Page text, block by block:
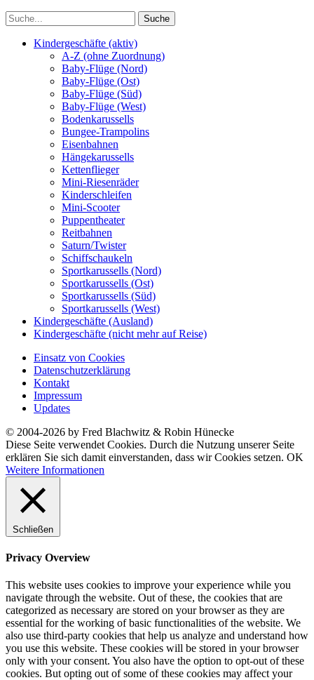
Kindergeschäfte (aktiv)
A-Z (ohne Zuordnung)
Baby-Flüge (Nord)
Baby-Flüge (Ost)
Baby-Flüge (Süd)
Baby-Flüge (West)
Bodenkarussells
Bungee-Trampolins
Eisenbahnen
Hängekarussells
Kettenflieger
Mini-Riesenräder
Kinderschleifen
Mini-Scooter
Puppentheater
Reitbahnen
Saturn/Twister
Schiffschaukeln
Sportkarussells (Nord)
Sportkarussells (Ost)
Sportkarussells (Süd)
Sportkarussells (West)
Kindergeschäfte (Ausland)
Kindergeschäfte (nicht mehr auf Reise)
Einsatz von Cookies
Datenschutzerklärung
Kontakt
Impressum
Updates
© 2004-2026 by Fred Blachwitz & Robin Hünecke
Diese Seite verwendet Cookies. Durch die Nutzung unserer Seite
erklären Sie sich damit einverstanden, dass wir Cookies setzen. OK
Weitere Informationen
Schließen
Privacy Overview
This website uses cookies to improve your experience while you
navigate through the website. Out of these, the cookies that are
categorized as necessary are stored on your browser as they are
essential for the working of basic functionalities of the website. We
also use third-party cookies that help us analyze and understand how
you use this website. These cookies will be stored in your browser
only with your consent. You also have the option to opt-out of these
cookies. But opting out of some of these cookies may affect your